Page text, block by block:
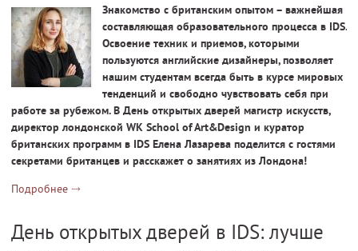
Знакомство с британским опытом – важнейшая
составляющая образовательного процесса в IDS.
Освоение техник и приемов, которыми
пользуются английские дизайнеры, позволяет
нашим студентам всегда быть в курсе мировых
тенденций и свободно чувствовать себя при
работе за рубежом. В День открытых дверей магистр искусств,
директор лондонской WK School of Art&Design и куратор
британских программ в IDS Елена Лазарева поделится с гостями
секретами британцев и расскажет о занятиях из Лондона!
Подробнее
День открытых дверей в IDS: лучше